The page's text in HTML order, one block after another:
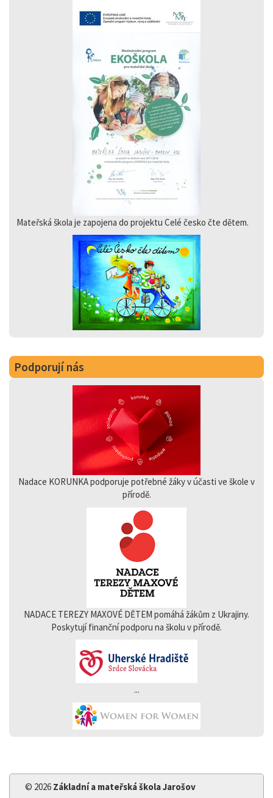
Mateřská škola je zapojena do projektu Celé česko čte dětem.
Podporují nás
Nadace KORUNKA podporuje potřebné žáky v účasti ve škole v
přírodě.
NADACE TEREZY MAXOVÉ DĚTEM pomáhá žákům z Ukrajiny.
Poskytují finanční podporu na školu v přírodě.
...
© 2026 Základní a mateřská škola Jarošov